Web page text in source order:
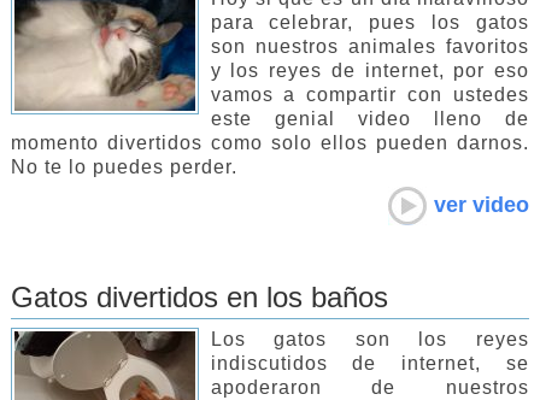
para celebrar, pues los gatos
son nuestros animales favoritos
y los reyes de internet, por eso
vamos a compartir con ustedes
este genial video lleno de
momento divertidos como solo ellos pueden darnos.
No te lo puedes perder.
ver video
Gatos divertidos en los baños
Los gatos son los reyes
indiscutidos de internet, se
apoderaron de nuestros